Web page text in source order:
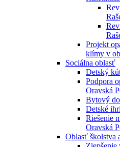
Projekt
klímy v
Sociálna oblasť
Detský
Podpora
Oravská
Bytový
Detské
Riešenie
Oravská
Oblasť školstva